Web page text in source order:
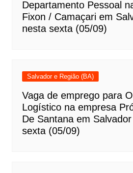
Departamento Pessoal
Fixon / Camaçari em
nesta sexta (05/09)
Salvador e Região (BA)
Vaga de emprego para
Logístico na empresa
De Santana em
sexta (05/09)